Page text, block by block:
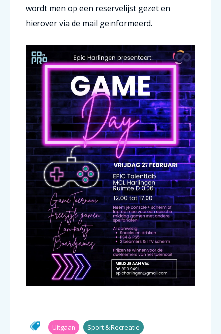
wordt men op een reservelijst gezet en
hierover via de mail geinformeerd.
Uitgaan Sport & Recreatie